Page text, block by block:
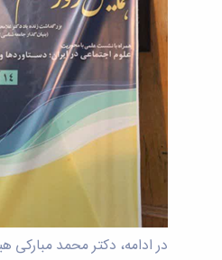
در ادامه، دکتر محمد